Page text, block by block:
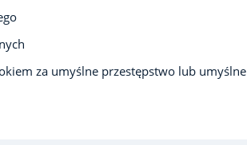
za umyślne przestępstwo lub umyślne